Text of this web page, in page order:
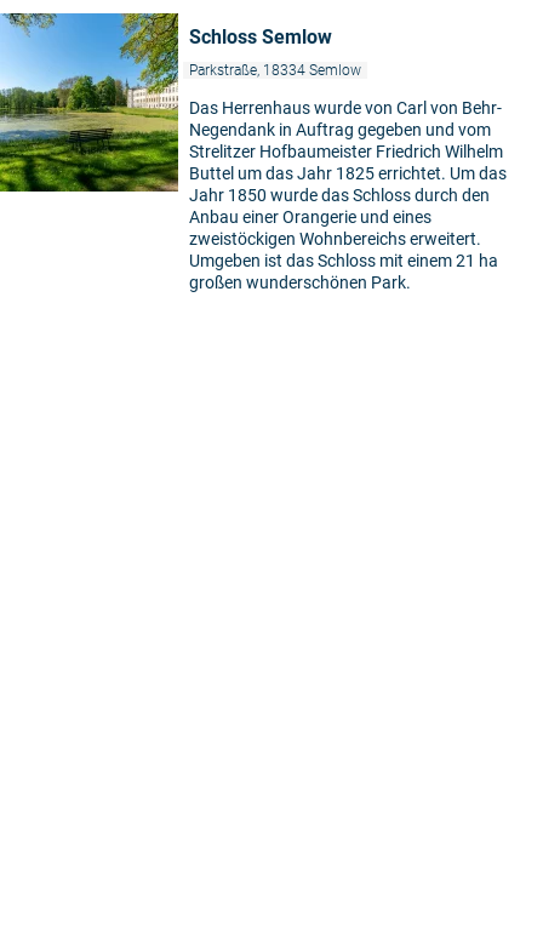
Schloss Semlow
Parkstraße, 18334 Semlow
Das Herrenhaus wurde von Carl von Behr-
Negendank in Auftrag gegeben und vom
Strelitzer Hofbaumeister Friedrich Wilhelm
Buttel um das Jahr 1825 errichtet. Um das
Jahr 1850 wurde das Schloss durch den
Anbau einer Orangerie und eines
zweistöckigen Wohnbereichs erweitert.
Umgeben ist das Schloss mit einem 21 ha
großen wunderschönen Park.